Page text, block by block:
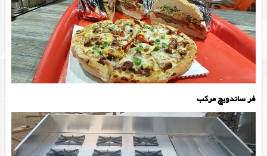
فر ساندویچ مرکب